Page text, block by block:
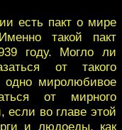
есть пакт о мире
такой пакт
году. Могло ли
от такого
миролюбивое
от мирного
если во главе этой
и людоеды, как